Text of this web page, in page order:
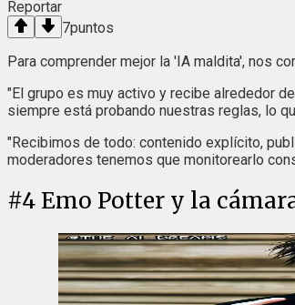
Reportar
7puntos
Para comprender mejor la 'IA maldita', nos
"El grupo es muy activo y recibe alrededor
siempre está probando nuestras reglas, lo
"Recibimos de todo: contenido explícito,
moderadores tenemos que monitorearlo
#4 Emo Potter y la